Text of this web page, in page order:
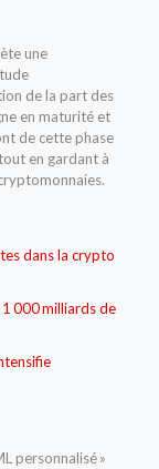
une
de la part des
en maturité et
de cette phase
en gardant à
dans la crypto
000 milliards de
personnalisé »